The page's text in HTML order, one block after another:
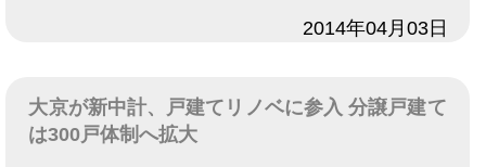
2014年04月03日
大京が新中計、戸建てリノベに参入 分譲戸建て
は300戸体制へ拡大